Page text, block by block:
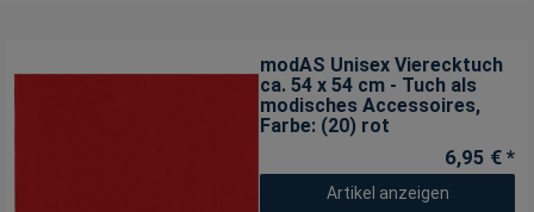
modAS Unisex Vierecktuch
ca. 54 x 54 cm - Tuch als
modisches Accessoires,
Farbe: (20) rot
6,95 € *
Artikel anzeigen